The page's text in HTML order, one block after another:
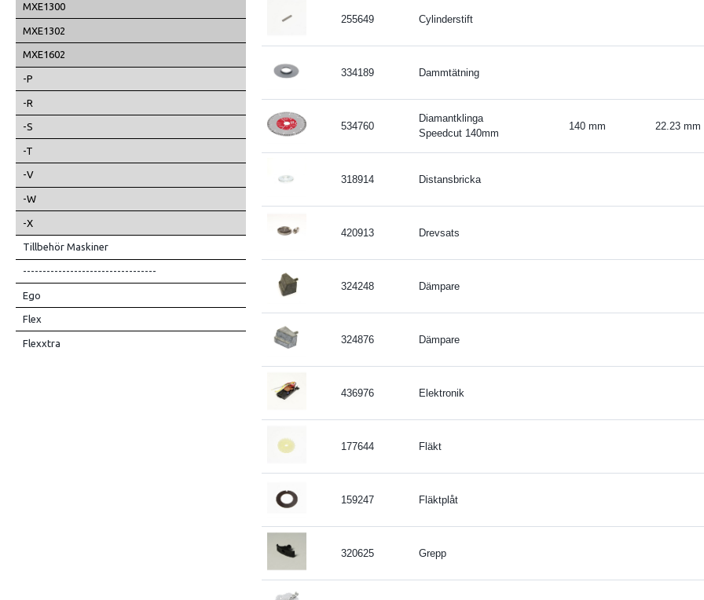
MXE1300
MXE1302
MXE1602
-P
-R
-S
-T
-V
-W
-X
Tillbehör Maskiner
----------------------------------
Ego
Flex
Flexxtra
255649 Cylinderstift
334189 Dammtätning
534760
Diamantklinga
Speedcut 140mm
140 mm 22.23 mm
318914 Distansbricka
420913 Drevsats
324248 Dämpare
324876 Dämpare
436976 Elektronik
177644 Fläkt
159247 Fläktplåt
320625 Grepp